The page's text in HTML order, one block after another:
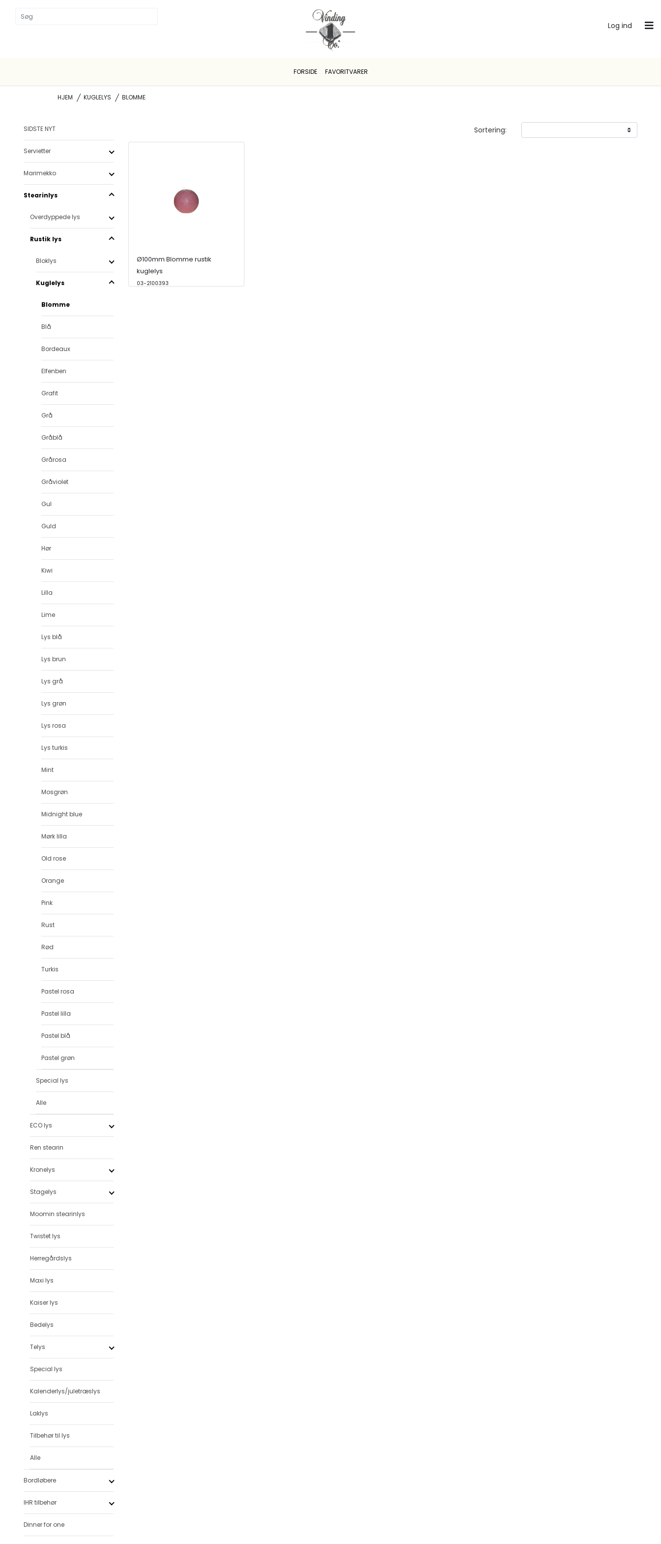
Log ind
FORSIDE FAVORITVARER
HJEM KUGLELYS BLOMME
SIDSTE NYT
Servietter
Marimekko
Stearinlys
Overdyppede lys
Rustik lys
Bloklys
Kuglelys
Blomme
Blå
Bordeaux
Elfenben
Grafit
Grå
Gråblå
Grårosa
Gråviolet
Gul
Guld
Hør
Kiwi
Lilla
Lime
Lys blå
Lys brun
Lys grå
Lys grøn
Lys rosa
Lys turkis
Mint
Mosgrøn
Midnight blue
Mørk lilla
Old rose
Orange
Pink
Rust
Rød
Turkis
Pastel rosa
Pastel lilla
Pastel blå
Pastel grøn
Special lys
Alle
ECO lys
Ren stearin
Kronelys
Stagelys
Moomin stearinlys
Twistet lys
Herregårdslys
Maxi lys
Kaiser lys
Bedelys
Telys
Special lys
Kalenderlys/juletræslys
Laklys
Tilbehør til lys
Alle
Bordløbere
IHR tilbehør
Dinner for one
Sortering:
Ø100mm Blomme rustik
kuglelys
03-2100393